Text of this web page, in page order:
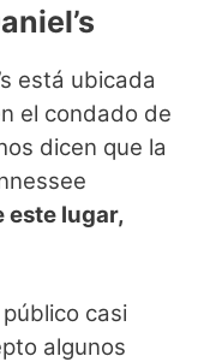
está ubicada
el condado de
dicen que la
este lugar,
casi
algunos